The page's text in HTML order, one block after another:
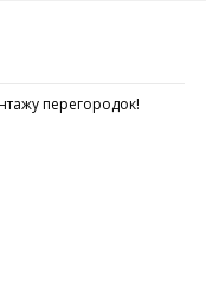
перегородок!